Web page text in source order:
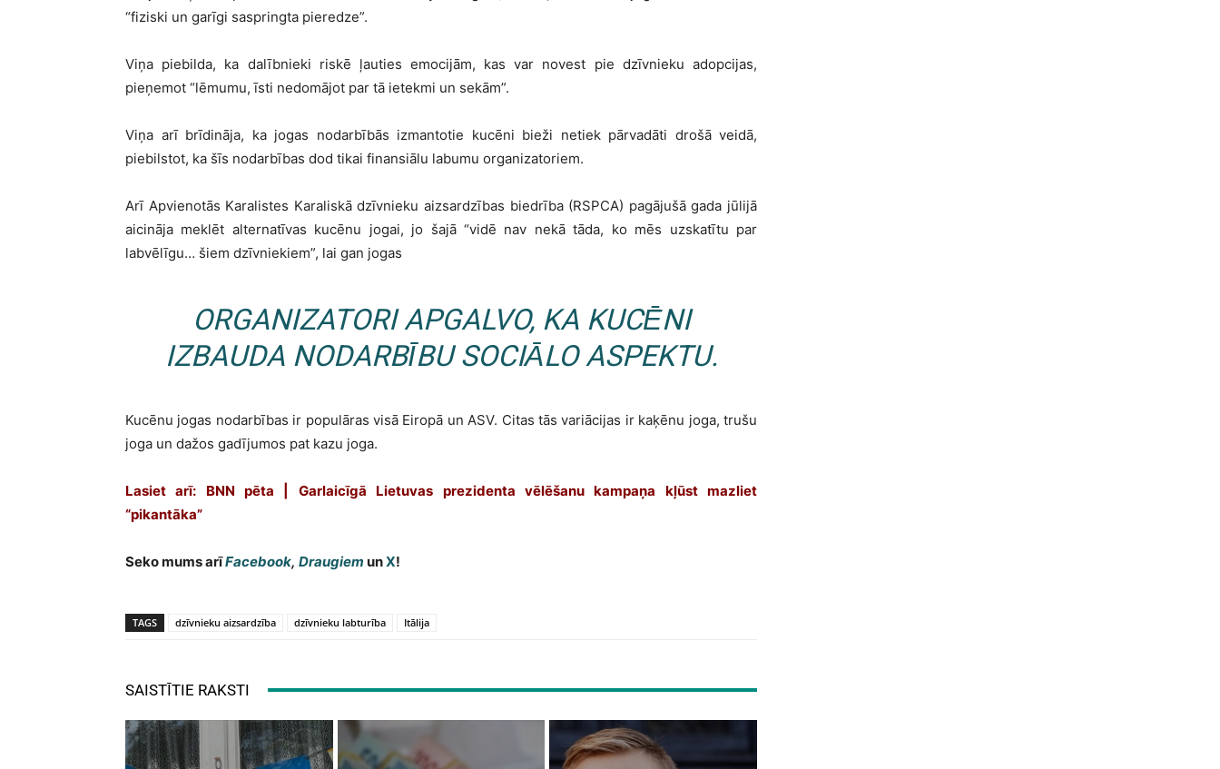
“fiziski un garīgi saspringta pieredze”.
Viņa piebilda, ka dalībnieki riskē ļauties emocijām, kas var novest pie dzīvnieku adopcijas,
pieņemot “lēmumu, īsti nedomājot par tā ietekmi un sekām”.
Viņa arī brīdināja, ka jogas nodarbībās izmantotie kucēni bieži netiek pārvadāti drošā veidā,
piebilstot, ka šīs nodarbības dod tikai finansiālu labumu organizatoriem.
Arī Apvienotās Karalistes Karaliskā dzīvnieku aizsardzības biedrība (RSPCA) pagājušā gada jūlijā
aicināja meklēt alternatīvas kucēnu jogai, jo šajā “vidē nav nekā tāda, ko mēs uzskatītu par
labvēlīgu… šiem dzīvniekiem”, lai gan jogas
ORGANIZATORI APGALVO, KA KUCĒNI
IZBAUDA NODARBĪBU SOCIĀLO ASPEKTU.
Kucēnu jogas nodarbības ir populāras visā Eiropā un ASV. Citas tās variācijas ir kaķēnu joga, trušu
joga un dažos gadījumos pat kazu joga.
Lasiet arī: BNN pēta | Garlaicīgā Lietuvas prezidenta vēlēšanu kampaņa kļūst mazliet
“pikantāka”
Seko mums arīFacebook, Draugiem unX!
TAGS dzīvnieku aizsardzība dzīvnieku labturība Itālija
SAISTĪTIE RAKSTI